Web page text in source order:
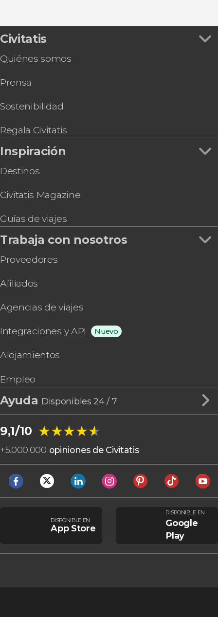
Civitatis
Quiénes somos
Prensa
Sostenibilidad
Regala Civitatis
Inspiración
Destinos
Civitatis Magazine
Guías de viajes
Trabaja con nosotros
Proveedores
Afiliados
Agencias de viajes
Integraciones y API Nuevo
Alojamientos
Empleo
Ayuda Disponibles 24 / 7
9,1/10 ★★★★★
★★★★★
+5.000.000 opiniones de Civitatis
DISPONIBLE EN
App Store
DISPONIBLE EN
Google
Play